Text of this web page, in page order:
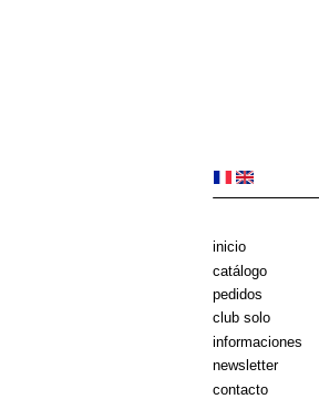
inicio
catálogo
pedidos
club solo
informaciones
newsletter
contacto